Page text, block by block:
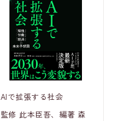
AIで拡張する社会
監修 此本臣吾、編著 森